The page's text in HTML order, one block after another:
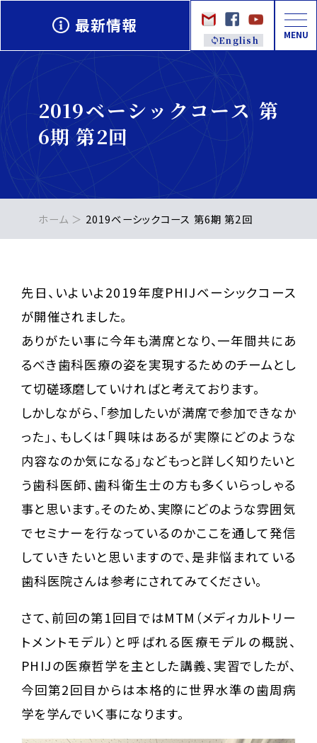
MENU
English
最新情報
2019ベーシックコース 第
6期 第2回
ホーム 2019ベーシックコース 第6期 第2回
先日、いよいよ2019年度PHIJベーシックコース
が開催されました。
ありがたい事に今年も満席となり、一年間共にあ
るべき歯科医療の姿を実現するためのチームとし
て切磋琢磨していければと考えております。
しかしながら、「参加したいが満席で参加できなか
った」、もしくは「興味はあるが実際にどのような
内容なのか気になる」などもっと詳しく知りたいと
う歯科医師、歯科衛生士の方も多くいらっしゃる
事と思います。そのため、実際にどのような雰囲気
でセミナーを行なっているのかここを通して発信
していきたいと思いますので、是非悩まれている
歯科医院さんは参考にされてみてください。
さて、前回の第1回目ではMTM（メディカルトリー
トメントモデル）と呼ばれる医療モデルの概説、
PHIJの医療哲学を主とした講義、実習でしたが、
今回第2回目からは本格的に世界水準の歯周病
学を学んでいく事になります。